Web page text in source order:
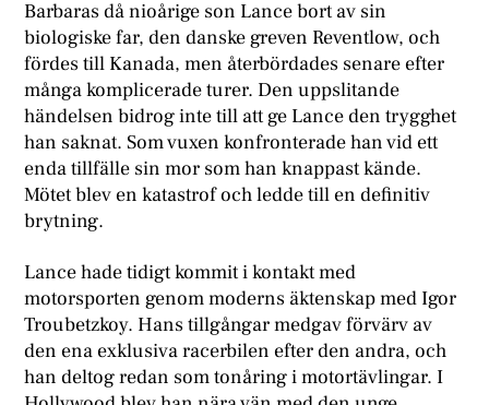
Barbaras då nioårige son Lance bort av sin
biologiske far, den danske greven Reventlow, och
fördes till Kanada, men återbördades senare efter
många komplicerade turer. Den uppslitande
händelsen bidrog inte till att ge Lance den trygghet
han saknat. Som vuxen konfronterade han vid ett
enda tillfälle sin mor som han knappast kände.
Mötet blev en katastrof och ledde till en definitiv
brytning.
Lance hade tidigt kommit i kontakt med
motorsporten genom moderns äktenskap med Igor
Troubetzkoy. Hans tillgångar medgav förvärv av
den ena exklusiva racerbilen efter den andra, och
han deltog redan som tonåring i motortävlingar. I